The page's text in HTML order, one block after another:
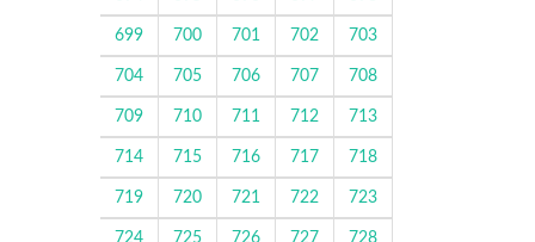
699 700 701 702 703
704 705 706 707 708
709 710 711 712 713
714 715 716 717 718
719 720 721 722 723
724 725 726 727 728